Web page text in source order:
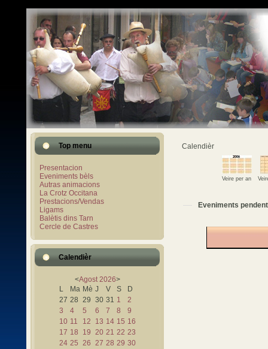
Top menu
Presentacion
Eveniments bèls
Autras animacions
La Crotz Occitana
Prestacions/Vendas
Ligams
Balètis dins Tarn
Cercle de Castres
Calendièr
<Agost 2026>
L
Ma Mè J V S
D
27 28 29 30 31 1
2
3
4 5 6 7 8
9
10 11 12 13 14 15 16
17 18 19 20 21 22 23
24 25 26 27 28 29 30
Calendièr
Veire per an
Eveniments pendent